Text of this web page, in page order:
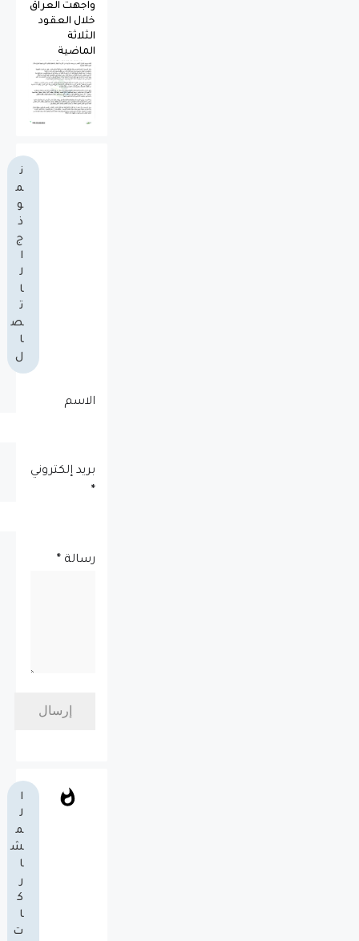
واجهت العراق
خلال العقود
الثلاثة
الماضية
ن
م
و
ذ
ج
ا
ل
ا
ت
ص
ا
ل
الاسم
بريد إلكتروني
*
رسالة *
ا
ل
م
ش
ا
ر
ك
ا
ت